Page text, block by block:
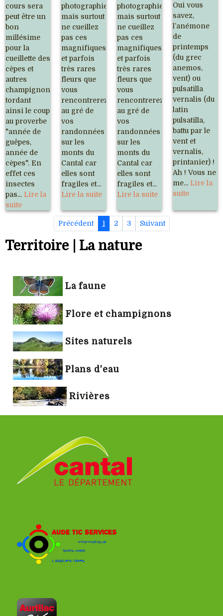
cours sera
peut être un
bon
millésime
pour la
cueillette des
cèpes et
autres
champignons,
tordant
ainsi le coup
au proverbe
"année de
guêpes,
année de
cèpes". En
effet ces
insectes
pas... Lire la
suite
photographiez,
mais surtout
ne cueillez
pas ces
magnifiques
et parfois
très rares
fleurs que
vous
rencontrerez
au gré de
vos
randonnées
sur les
monts du
Cantal car
elles sont
fragiles et...
Lire la suite
photographiez,
mais surtout
ne cueillez
pas ces
magnifiques
et parfois
très rares
fleurs que
vous
rencontrerez
au gré de
vos
randonnées
sur les
monts du
Cantal car
elles sont
fragiles et...
Lire la suite
Oui vous
savez,
l’anémone
de
printemps
(du grec
anemos,
vent) ou
pulsatilla
vernalis (du
latin
pulsatilla,
battu par le
vent et
vernalis,
printanier) !
Ah ! Vous ne
me... Lire la
suite
Précédent 1 2 3 Suivant
Territoire | La nature
La faune
Flore et champignons
Sites naturels
Plans d'eau
Rivières